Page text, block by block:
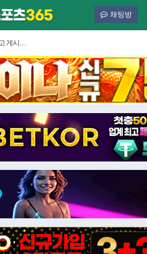
채팅방
게시…